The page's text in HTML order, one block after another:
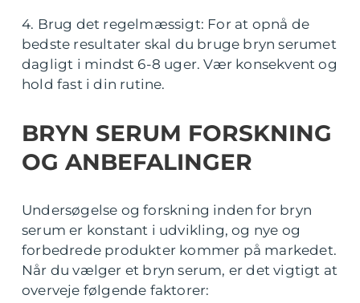
4. Brug det regelmæssigt: For at opnå de
bedste resultater skal du bruge bryn serumet
dagligt i mindst 6-8 uger. Vær konsekvent og
hold fast i din rutine.
BRYN SERUM FORSKNING
OG ANBEFALINGER
Undersøgelse og forskning inden for bryn
serum er konstant i udvikling, og nye og
forbedrede produkter kommer på markedet.
Når du vælger et bryn serum, er det vigtigt at
overveje følgende faktorer: